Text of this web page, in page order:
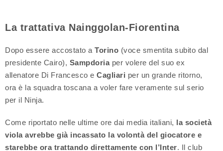
La trattativa Nainggolan-Fiorentina
Dopo essere accostato a Torino (voce smentita subito dal
presidente Cairo), Sampdoriaper volere del suo ex
allenatore Di Francesco e Cagliari per un grande ritorno,
ora è la squadra toscana a voler fare veramente sul serio
per il Ninja.
Come riportato nelle ultime ore dai media italiani, la società
viola avrebbe già incassato la volontà del giocatore e
starebbe ora trattando direttamente con l’Inter. Il club